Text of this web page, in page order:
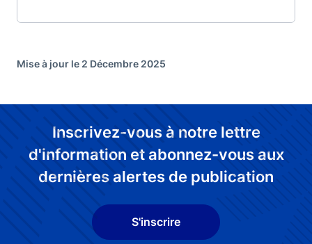
Mise à jour le 2 Décembre 2025
Inscrivez-vous à notre lettre
d'information et abonnez-vous aux
dernières alertes de publication
S'inscrire